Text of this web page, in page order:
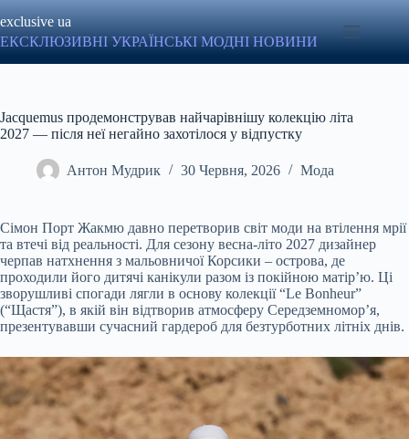
до
вмісту
exclusive ua
ЕКСКЛЮЗИВНІ УКРАЇНСЬКІ МОДНІ НОВИНИ
Jacquemus продемонстрував найчарівнішу колекцію літа
2027 — після неї негайно захотілося у відпустку
Антон Мудрик 30 Червня, 2026 Мода
Сімон Порт Жакмю давно перетворив світ моди на втілення мрії
та втечі від реальності. Для сезону весна-літо 2027 дизайнер
черпав натхнення з мальовничої Корсики – острова, де
проходили його дитячі канікули разом із покійною матір’ю. Ці
зворушливі спогади лягли в основу колекції “Le Bonheur”
(“Щастя”), в якій він відтворив атмосферу Середземномор’я,
презентувавши сучасний гардероб для безтурботних літніх днів.